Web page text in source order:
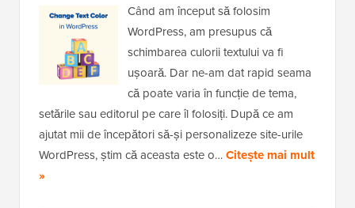
Când am început să folosim
WordPress, am presupus că
schimbarea culorii textului va fi
ușoară. Dar ne-am dat rapid seama
că poate varia în funcție de tema,
setările sau editorul pe care îl folosiți. După ce am
ajutat mii de începători să-și personalizeze site-urile
WordPress, știm că aceasta este o…Citește mai mult
»